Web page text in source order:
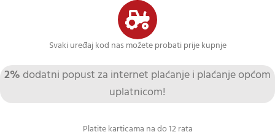
Svaki uređaj kod nas možete probati prije kupnje
2% dodatni popust za internet plaćanje i plaćanje općom
uplatnicom!
Platite karticama na do 12 rata